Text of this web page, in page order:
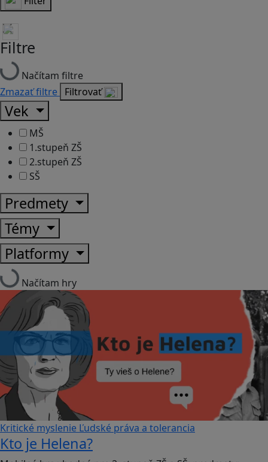
Filtre
Načítam filtre
Zmazať filtre Filtrovať
Vek
MŠ
1.stupeň ZŠ
2.stupeň ZŠ
SŠ
Predmety
Témy
Platformy
Načítam hry
Kritické myslenie Ľudské práva a tolerancia
Kto je Helena?